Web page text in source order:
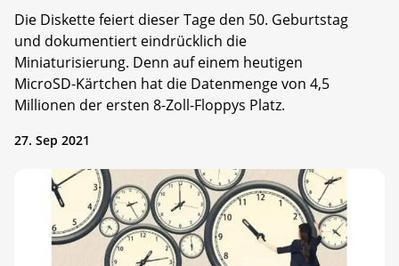
Die Diskette feiert dieser Tage den 50. Geburtstag
und dokumentiert eindrücklich die
Miniaturisierung. Denn auf einem heutigen
MicroSD-Kärtchen hat die Datenmenge von 4,5
Millionen der ersten 8-Zoll-Floppys Platz.
27. Sep 2021